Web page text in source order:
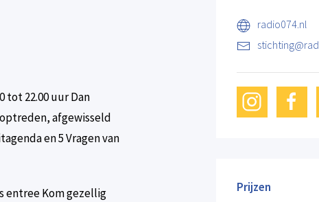
tot 22.00 uur Dan
afgewisseld
en 5 Vragen van
entree Kom gezellig
radio074.nl
Prijzen